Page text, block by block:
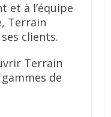
et à l’équipe
Terrain
clients.
Terrain
de